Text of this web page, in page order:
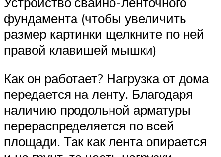
фундамента (чтобы увеличить
размер картинки щелкните по ней
правой клавишей мышки)
Как он работает? Нагрузка от дома
передается на ленту. Благодаря
наличию продольной арматуры
перераспределяется по всей
площади. Так как лента опирается